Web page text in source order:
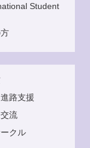
Student
路支援
流
クル